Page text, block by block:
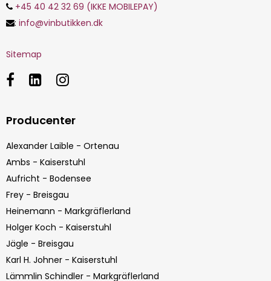
+45 40 42 32 69 (IKKE MOBILEPAY)
: info@vinbutikken.dk
Sitemap
Producenter
Alexander Laible - Ortenau
Ambs - Kaiserstuhl
Aufricht - Bodensee
Frey - Breisgau
Heinemann - Markgräflerland
Holger Koch - Kaiserstuhl
Jägle - Breisgau
Karl H. Johner - Kaiserstuhl
Lämmlin Schindler - Markgräflerland